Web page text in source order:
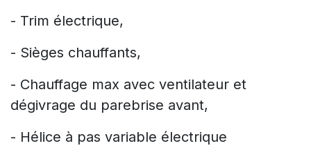
- Trim électrique,
- Sièges chauffants,
- Chauffage max avec ventilateur et
dégivrage du parebrise avant,
- Hélice à pas variable électrique